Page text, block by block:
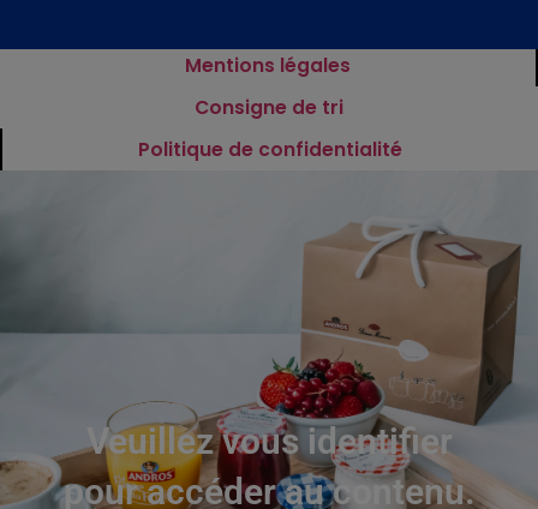
Mentions légales
Consigne de tri
Politique de confidentialité
Veuillez vous identifier
pour accéder au contenu.